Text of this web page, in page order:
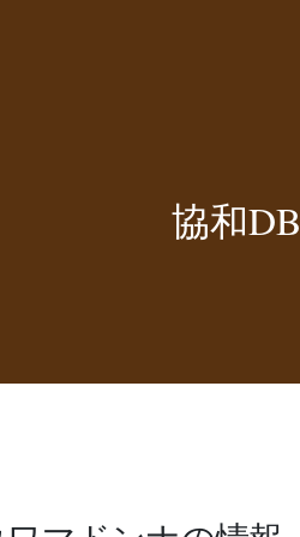
協和DB